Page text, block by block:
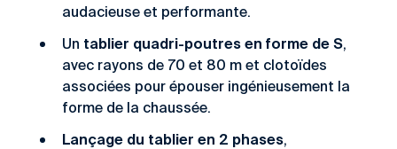
audacieuse et performante.
Un tablier quadri-poutres en forme de S,
avec rayons de 70 et 80 m et clotoïdes
associées pour épouser ingénieusement la
forme de la chaussée.
Lançage du tablier en 2 phases,